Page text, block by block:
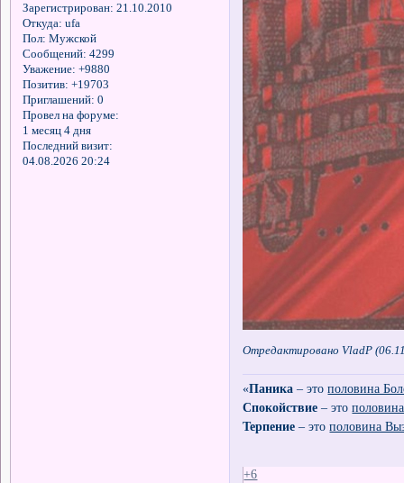
Зарегистрирован: 21.10.2010
Откуда: ufa
Пол: Мужской
Сообщений: 4299
Уважение: +9880
Позитив: +19703
Приглашений: 0
Провел на форуме:
1 месяц 4 дня
Последний визит:
04.08.2026 20:24
Отредактировано VladP
«Паника – этополовина
Спокойствие – это
Терпение – этополовина
+6